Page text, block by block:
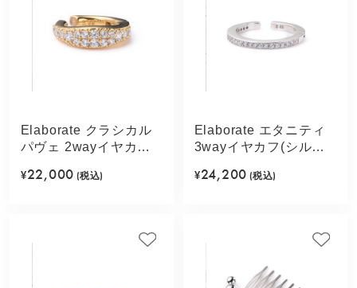
Elaborate クラシカル
パヴェ 2wayイヤカフ
¥22,000 (税込)
Elaborate エタニティ
3wayイヤカフ(シルバ
¥24,200 (税込)